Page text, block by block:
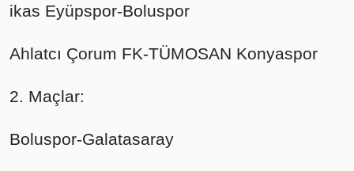
ikas Eyüpspor-Boluspor
Ahlatcı Çorum FK-TÜMOSAN Konyaspor
2. Maçlar:
Boluspor-Galatasaray